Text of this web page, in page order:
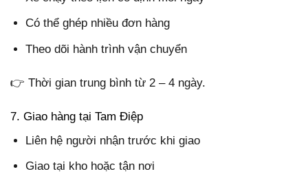
Có thể ghép nhiều đơn hàng
Theo dõi hành trình vận chuyển
👉 Thời gian trung bình từ 2 – 4 ngày.
7. Giao hàng tại Tam Điệp
Liên hệ người nhận trước khi giao
Giao tại kho hoặc tận nơi